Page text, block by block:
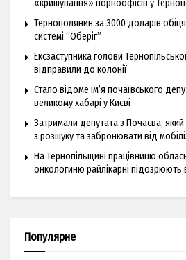
«кришування» порноофісів у
Тернополянин за 3000 доларів
системі “Оберіг”
Ексзаступника голови
відправили до колонії
Стало відоме ім’я почаївського
великому хабарі у Києві
Затримали депутата з Почаєва, який
з розшуку та забронювати від
На Тернопільщині працівницю
онкологиню райлікарні підозрюють
Популярне